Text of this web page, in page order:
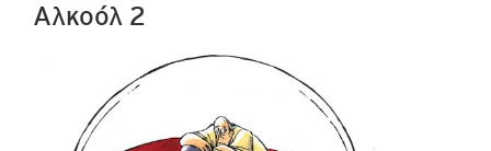
Αλκοόλ 2